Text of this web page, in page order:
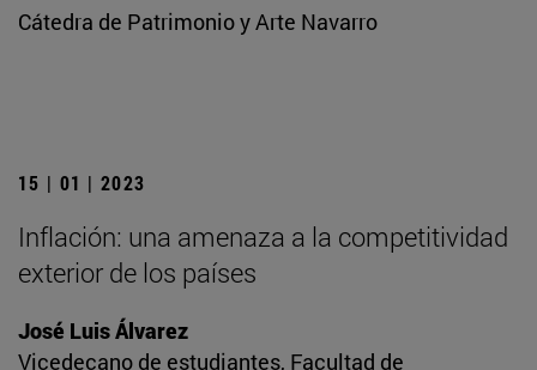
Cátedra de Patrimonio y Arte Navarro
15 | 01 | 2023
Inflación: una amenaza a la competitividad
exterior de los países
José Luis Álvarez
Vicedecano de estudiantes, Facultad de